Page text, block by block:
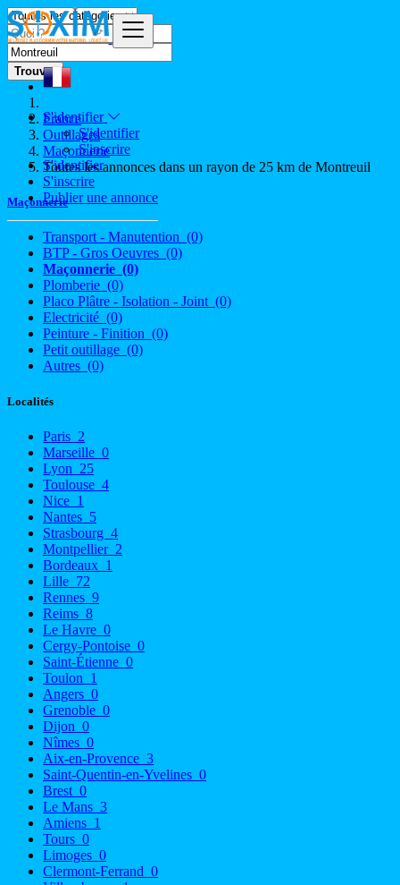
S'identifier
S'identifier
S'inscrire
S'identifier
S'inscrire
Publier une annonce
Trouver
France
Outillages
Maçonnerie
Toutes les annonces dans un rayon de 25 km de Montreuil
Maçonnerie
Transport - Manutention (0)
BTP - Gros Oeuvres (0)
Maçonnerie (0)
Plomberie (0)
Placo Plâtre - Isolation - Joint (0)
Electricité (0)
Peinture - Finition (0)
Petit outillage (0)
Autres (0)
Localités
Paris 2
Marseille 0
Lyon 25
Toulouse 4
Nice 1
Nantes 5
Strasbourg 4
Montpellier 2
Bordeaux 1
Lille 72
Rennes 9
Reims 8
Le Havre 0
Cergy-Pontoise 0
Saint-Étienne 0
Toulon 1
Angers 0
Grenoble 0
Dijon 0
Nîmes 0
Aix-en-Provence 3
Saint-Quentin-en-Yvelines 0
Brest 0
Le Mans 3
Amiens 1
Tours 0
Limoges 0
Clermont-Ferrand 0